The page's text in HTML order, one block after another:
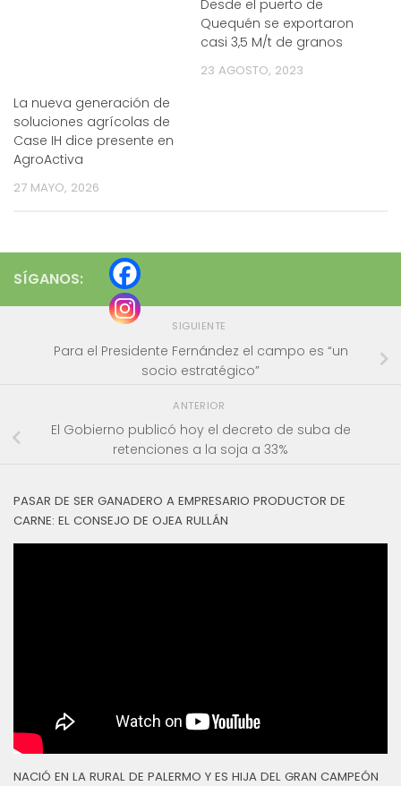
La nueva generación de
soluciones agrícolas de
Case IH dice presente en
AgroActiva
27 MAYO, 2026
Desde el puerto de
Quequén se exportaron
casi 3,5 M/t de granos
23 AGOSTO, 2023
SÍGANOS:
SIGUIENTE
Para el Presidente Fernández el campo es “un
socio estratégico”
ANTERIOR
El Gobierno publicó hoy el decreto de suba de
retenciones a la soja a 33%
PASAR DE SER GANADERO A EMPRESARIO PRODUCTOR DE
CARNE: EL CONSEJO DE OJEA RULLÁN
NACIÓ EN LA RURAL DE PALERMO Y ES HIJA DEL GRAN CAMPEÓN